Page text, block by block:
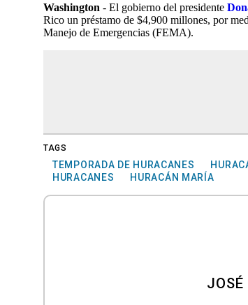
Washington - El gobierno del presidente
Rico un préstamo de $4,900 millones, por
Manejo de Emergencias (FEMA).
TAGS
TEMPORADA DE HURACANES
HURACANES
HURACÁN MARÍA
JOSÉ